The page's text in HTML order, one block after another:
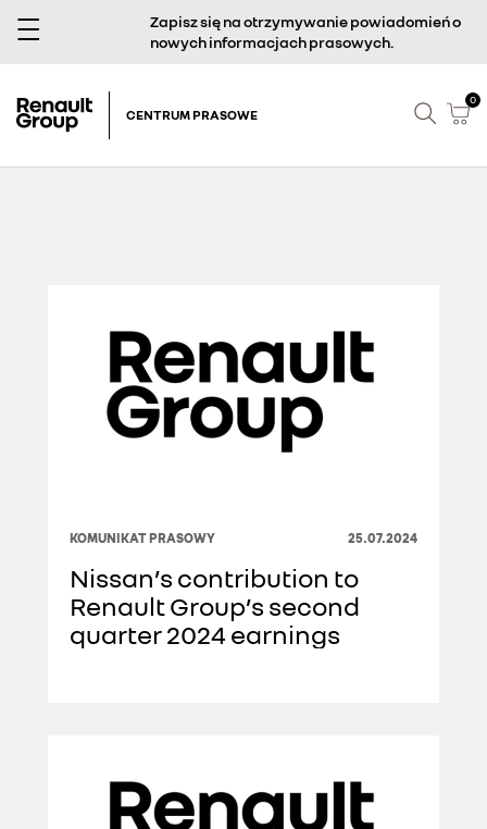
Zapisz się na otrzymywanie powiadomień o
nowych informacjach prasowych.
CENTRUM PRASOWE
0
KOMUNIKAT PRASOWY 25.07.2024
Nissan’s contribution to
Renault Group’s second
quarter 2024 earnings